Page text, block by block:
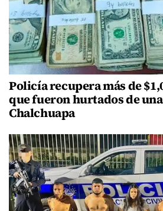
Policía recupera más de
que fueron hurtados de una
Chalchuapa